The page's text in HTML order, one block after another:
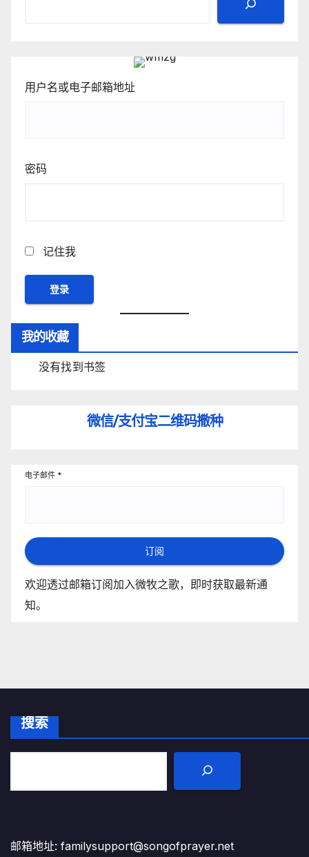
用户名或电子邮箱地址
密码
记住我
我的收藏
没有找到书签
微信/支付宝二维码撒种
电子邮件 *
订阅
欢迎透过邮箱订阅加入微牧之歌，即时获取最新通
知。
搜索
邮箱地址: familysupport@songofprayer.net